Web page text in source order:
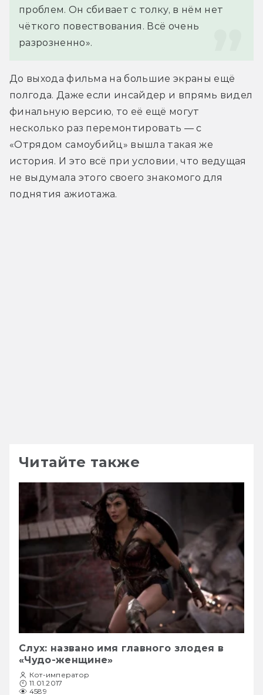
проблем. Он сбивает с толку, в нём нет
чёткого повествования. Всё очень
разрозненно».
До выхода фильма на большие экраны ещё
полгода. Даже если инсайдер и впрямь видел
финальную версию, то её ещё могут
несколько раз перемонтировать — с
«Отрядом самоубийц» вышла такая же
история. И это всё при условии, что ведущая
не выдумала этого своего знакомого для
поднятия ажиотажа.
Читайте также
Слух: названо имя главного злодея в
«Чудо-женщине»
Кот-император
11.01.2017
4589